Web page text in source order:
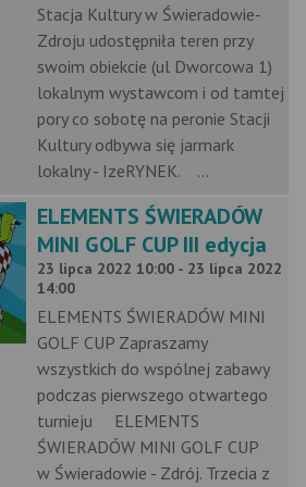
Stacja Kultury w Świeradowie-
Zdroju udostępniła teren przy
swoim obiekcie (ul Dworcowa 1)
lokalnym wystawcom i od tamtej
pory co sobotę na peronie Stacji
Kultury odbywa się jarmark
lokalny - IzeRYNEK. ...
ELEMENTS ŚWIERADÓW
MINI GOLF CUP III edycja
23 lipca 2022 10:00 - 23 lipca 2022
14:00
ELEMENTS ŚWIERADÓW MINI
GOLF CUP Zapraszamy
wszystkich do wspólnej zabawy
podczas pierwszego otwartego
turnieju ELEMENTS
ŚWIERADÓW MINI GOLF CUP
w Świeradowie - Zdrój. Trzecia z